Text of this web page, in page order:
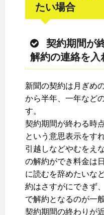
たい場合
契約期間が
解約の連絡を入
新聞の契約は月ぎめ
から半年、一年など
す。
契約期間が終わる時点
という意思表示をす
引越しなどやむをえ
の解約ができ料金は
に読むを辞めたいな
約はさすがにできず
で解約となるのが一
契約期間の終わりが